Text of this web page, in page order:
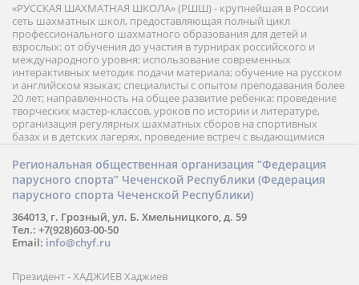
«РУССКАЯ ШАХМАТНАЯ ШКОЛА» (РШШ) - крупнейшая в России
сеть шахматных школ, предоставляющая полный цикл
профессионального шахматного образования для детей и
взрослых: от обучения до участия в турнирах российского и
международного уровня; использование современных
интерактивных методик подачи материала; обучение на русском
и английском языках; специалисты с опытом преподавания более
20 лет; направленность на общее развитие ребенка: проведение
творческих мастер-классов, уроков по истории и литературе,
организация регулярных шахматных сборов на спортивных
базах и в детских лагерях, проведение встреч с выдающимися
шахматистами; корпоративное обучение; онлайн обучение в
форме вебинаров и индивидуальных занятий, круглые столы
российских и международных тренеров, организация фестивалей;
онлайн трансляция мероприятий и турниров.
Региональная общественная организация “Федерация
парусного спорта” Чеченской Республики (Федерация
парусного спорта Чеченской Республики)
364013, г. Грозный, ул. Б. Хмельницкого, д. 59
Тел.: +7(928)603-00-50
Email: info@chyf.ru
Президент - ХАДЖИЕВ Хаджиев